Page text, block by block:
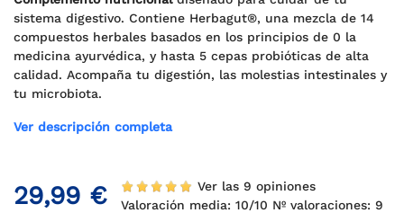
sistema digestivo. Contiene Herbagut®, una mezcla de 14
compuestos herbales basados en los principios de 0 la
medicina ayurvédica, y hasta 5 cepas probióticas de alta
calidad. Acompaña tu digestión, las molestias intestinales y
tu microbiota.
Ver descripción completa
29,99 €
Ver las 9 opiniones
Valoración media: 10/10 Nº valoraciones: 9